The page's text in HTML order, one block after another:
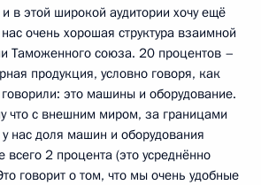
в этой широкой аудитории хочу ещё
очень хорошая структура взаимной
Таможенного союза. 20 процентов –
продукция, условно говоря, как
это машины и оборудование.
что с внешним миром, за границами
нас доля машин и оборудования
всего 2 процента (это усреднённо
говорит о том, что мы очень удобные